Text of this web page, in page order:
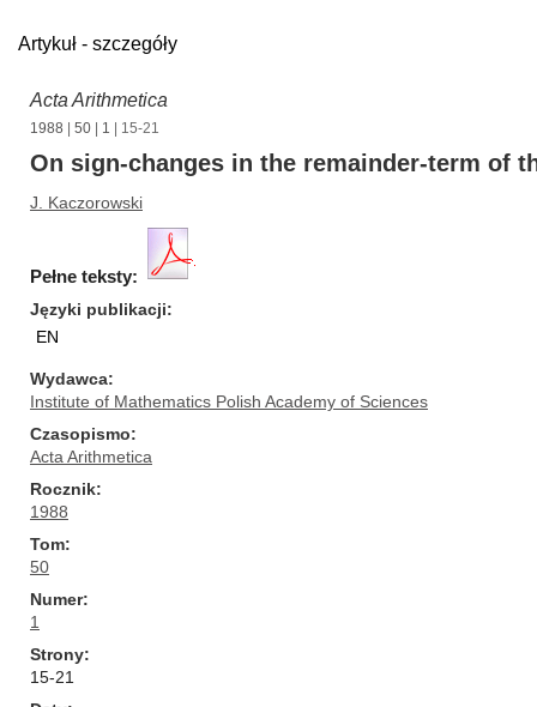
Artykuł - szczegóły
Acta Arithmetica
1988 50 1 | 15-21
On sign-changes in the remainder-term of
J. Kaczorowski
Pełne teksty:
Języki publikacji
EN
Wydawca
Institute of Mathematics Polish Academy of Sciences
Czasopismo
Acta Arithmetica
Rocznik
1988
Tom
50
Numer
1
Strony
15-21